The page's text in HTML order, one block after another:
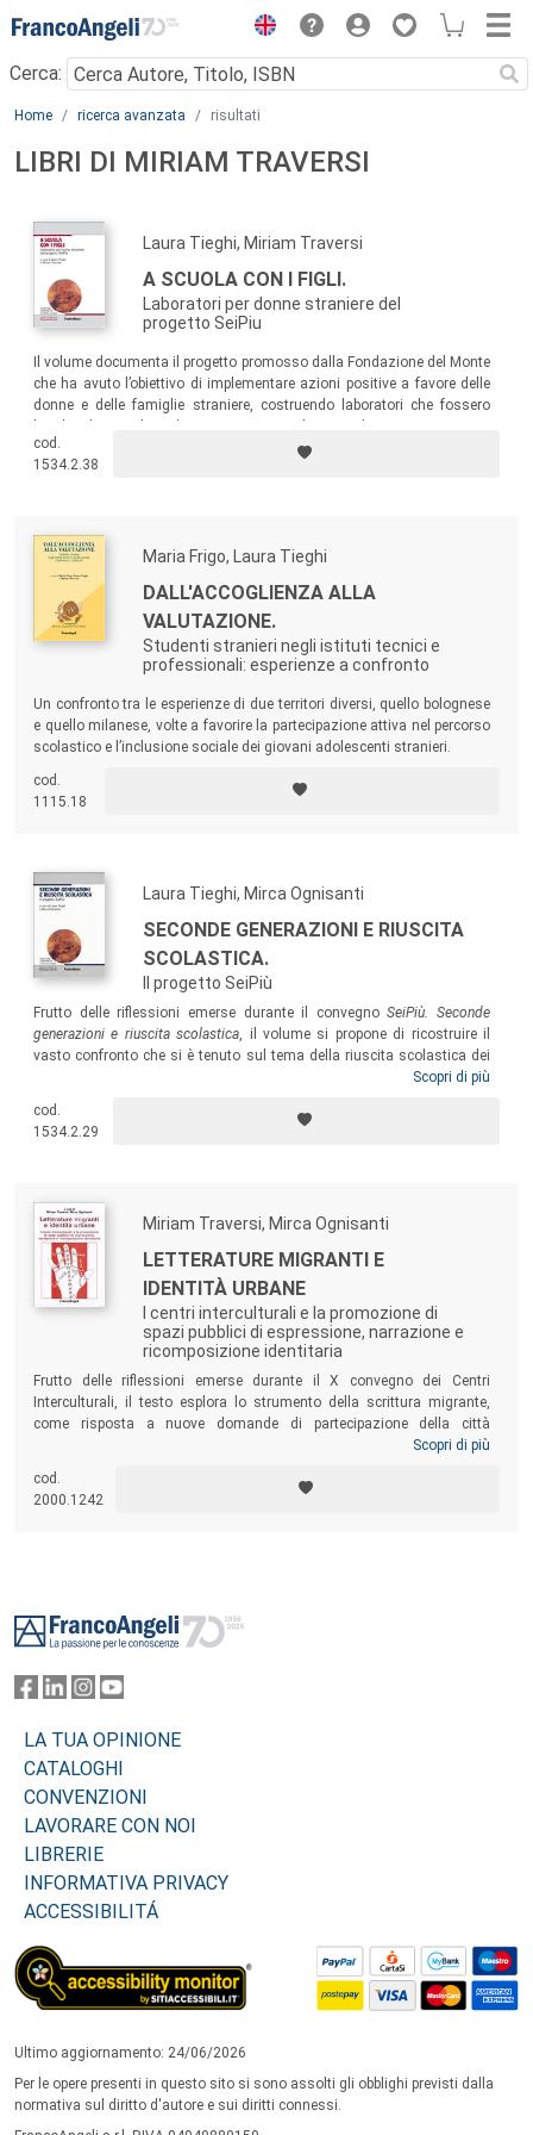
Menu
Cerca:
Main content
Home ricerca avanzata risultati
LIBRI DI MIRIAM TRAVERSI
Laura Tieghi, Miriam Traversi
A SCUOLA CON I FIGLI.
Laboratori per donne straniere del
progetto SeiPiu
Il volume documenta il progetto promosso dalla Fondazione del Monte
che ha avuto l’obiettivo di implementare azioni positive a favore delle
donne e delle famiglie straniere, costruendo laboratori che fossero
personale e di interazione fra scuola-famiglia-allievi.
cod.
1534.2.38
Maria Frigo, Laura Tieghi
DALL'ACCOGLIENZA ALLA
VALUTAZIONE.
Studenti stranieri negli istituti tecnici e
professionali: esperienze a confronto
Un confronto tra le esperienze di due territori diversi, quello bolognese
e quello milanese, volte a favorire la partecipazione attiva nel percorso
scolastico e l’inclusione sociale dei giovani adolescenti stranieri.
cod.
1115.18
Laura Tieghi, Mirca Ognisanti
SECONDE GENERAZIONI E RIUSCITA
SCOLASTICA.
Il progetto SeiPiù
Frutto delle riflessioni emerse durante il convegnoSeiPiù. Seconde
generazioni e riuscita scolastica , il volume si propone di ricostruire il
vasto confronto che si è tenuto sul tema della riuscita scolastica dei
giovani studenti stranieri di prima o seconda generazione,
interagire con il gruppo e creare benessere e autostima, il ruolo della
famiglia, il genere e i percorsi femminili.
Scopri di più
cod.
1534.2.29
Miriam Traversi, Mirca Ognisanti
LETTERATURE MIGRANTI E
IDENTITÀ URBANE
I centri interculturali e la promozione di
spazi pubblici di espressione, narrazione e
ricomposizione identitaria
Frutto delle riflessioni emerse durante il X convegno dei Centri
Interculturali, il testo esplora lo strumento della scrittura migrante,
come risposta a nuove domande di partecipazione della città
multiculturale e al contempo insieme di linguaggi espressivi, nelle
di voci tenta di ricostruire l’articolato scenario della letteratura della
migrazione, delle produzioni editoriali, delle piste operative e dei
Scopri di più
cod.
2000.1242
LA TUA OPINIONE
CATALOGHI
CONVENZIONI
LAVORARE CON NOI
LIBRERIE
INFORMATIVA PRIVACY
ACCESSIBILITÁ
Ultimo aggiornamento: 24/06/2026
Per le opere presenti in questo sito si sono assolti gli obblighi previsti dalla
normativa sul diritto d'autore e sui diritti connessi.